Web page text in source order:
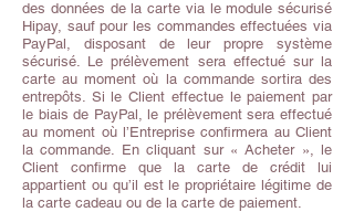
des données de la carte via le module sécurisé
Hipay, sauf pour les commandes effectuées via
PayPal, disposant de leur propre système
sécurisé. Le prélèvement sera effectué sur la
carte au moment où la commande sortira des
entrepôts. Si le Client effectue le paiement par
le biais de PayPal, le prélèvement sera effectué
au moment où l’Entreprise confirmera au Client
la commande. En cliquant sur « Acheter », le
Client confirme que la carte de crédit lui
appartient ou qu’il est le propriétaire légitime de
la carte cadeau ou de la carte de paiement.